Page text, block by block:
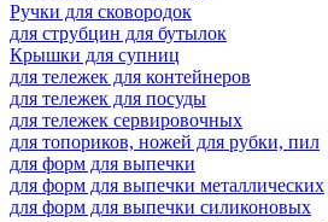
Ручки для сковородок
для струбцин для бутылок
Крышки для супниц
для тележек для контейнеров
для тележек для посуды
для тележек сервировочных
для топориков, ножей для рубки, пил
для форм для выпечки
для форм для выпечки металлических
для форм для выпечки силиконовых